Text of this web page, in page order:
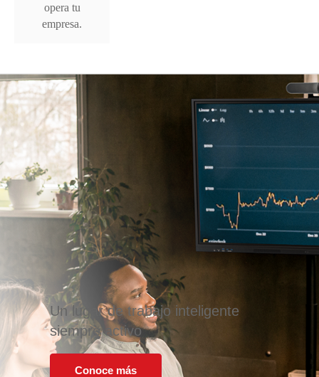
opera tu
empresa.
Un lugar de trabajo inteligente
siempre activo
Conoce más